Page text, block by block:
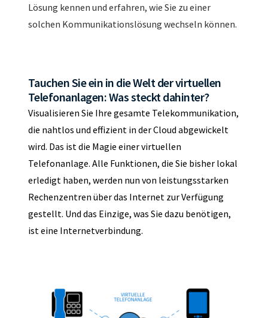
Lösung kennen und erfahren, wie Sie zu einer
solchen Kommunikationslösung wechseln können.
Tauchen Sie ein in die Welt der virtuellen
Telefonanlagen: Was steckt dahinter?
Visualisieren Sie Ihre gesamte Telekommunikation,
die nahtlos und effizient in der Cloud abgewickelt
wird. Das ist die Magie einer virtuellen
Telefonanlage. Alle Funktionen, die Sie bisher lokal
erledigt haben, werden nun von leistungsstarken
Rechenzentren über das Internet zur Verfügung
gestellt. Und das Einzige, was Sie dazu benötigen,
ist eine Internetverbindung.